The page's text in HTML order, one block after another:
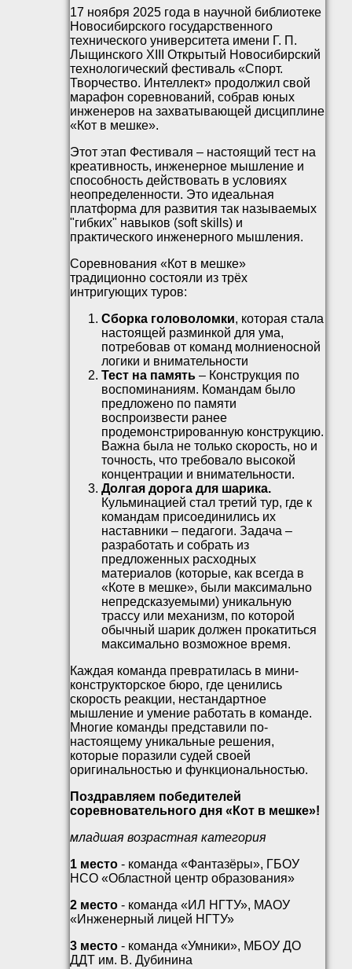
17 ноября 2025 года в научной библиотеке
Новосибирского государственного
технического университета имени Г. П.
Лыщинского XIII Открытый Новосибирский
технологический фестиваль «Спорт.
Творчество. Интеллект» продолжил свой
марафон соревнований, собрав юных
инженеров на захватывающей дисциплине
«Кот в мешке».
Этот этап Фестиваля – настоящий тест на
креативность, инженерное мышление и
способность действовать в условиях
неопределенности. Это идеальная
платформа для развития так называемых
"гибких" навыков (soft skills) и
практического инженерного мышления.
Соревнования «Кот в мешке»
традиционно состояли из трёх
интригующих туров:
Сборка головоломки, которая стала
настоящей разминкой для ума,
потребовав от команд молниеносной
логики и внимательности
Тест на память – Конструкция по
воспоминаниям. Командам было
предложено по памяти
воспроизвести ранее
продемонстрированную конструкцию.
Важна была не только скорость, но и
точность, что требовало высокой
концентрации и внимательности.
Долгая дорога для шарика.
Кульминацией стал третий тур, где к
командам присоединились их
наставники – педагоги. Задача –
разработать и собрать из
предложенных расходных
материалов (которые, как всегда в
«Коте в мешке», были максимально
непредсказуемыми) уникальную
трассу или механизм, по которой
обычный шарик должен прокатиться
максимально возможное время.
Каждая команда превратилась в мини-
конструкторское бюро, где ценились
скорость реакции, нестандартное
мышление и умение работать в команде.
Многие команды представили по-
настоящему уникальные решения,
которые поразили судей своей
оригинальностью и функциональностью.
Поздравляем победителей
соревновательного дня «Кот в мешке»!
младшая возрастная категория
1 место - команда «Фантазёры», ГБОУ
НСО «Областной центр образования»
2 место - команда «ИЛ НГТУ», МАОУ
«Инженерный лицей НГТУ»
3 место - команда «Умники», МБОУ ДО
ДДТ им. В. Дубинина